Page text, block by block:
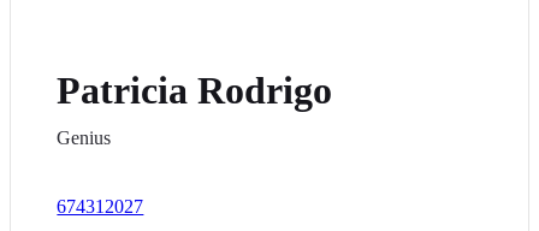
Patricia Rodrigo
Genius
674312027